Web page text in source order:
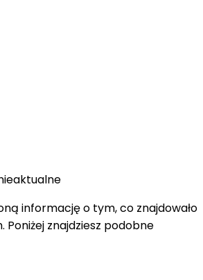
informację o tym, co znajdowało
Poniżej znajdziesz podobne